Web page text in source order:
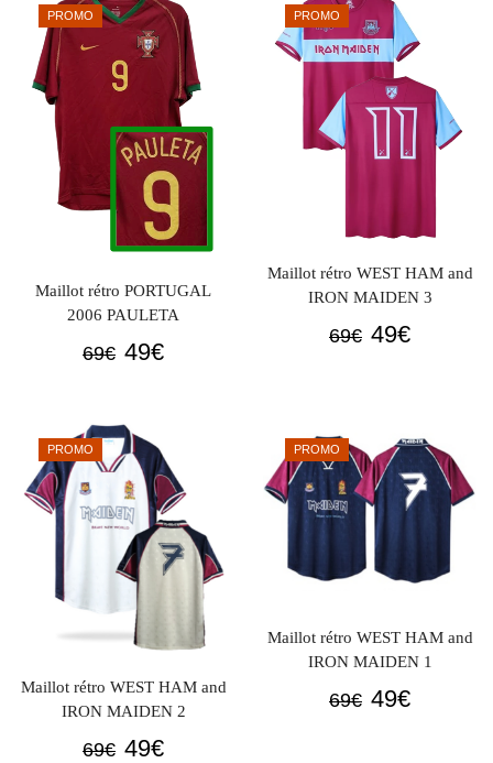
69€.
49€.
PROMO
Maillot rétro PORTUGAL
2006 PAULETA
69€ Le
était :
69€.
49€Le
49€.
PROMO
Maillot rétro WEST HAM and
IRON MAIDEN 3
69€ Le
69€.
49€Le
49€.
PROMO
Maillot rétro WEST HAM and
IRON MAIDEN 2
69€ Le
49€Le
PROMO
Maillot rétro WEST HAM and
IRON MAIDEN 1
69€ Le
49€Le